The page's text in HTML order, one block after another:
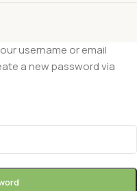
username or email
a new password via